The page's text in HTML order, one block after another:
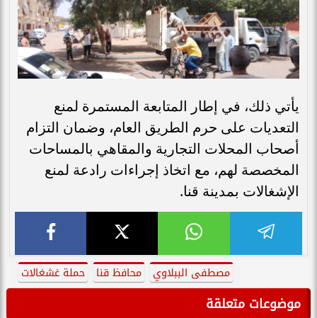
​يأتي ذلك، في إطار المتابعة المستمرة لمنع
التعديات على حرم الطريق العام، وضمان التزام
أصحاب المحلات التجارية والمقاهي بالمساحات
المخصصة لهم، مع اتخاذ إجراءات رادعة لمنع
الإشغالات بمدينة قنا.
مصطفى الببلاوي محافظ قنا حملة غشغالات
موضوعات متعلقة